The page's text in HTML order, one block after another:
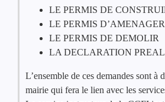
LE PERMIS DE
LE PERMIS D’AMENAGER
LE PERMIS DE DEMOLIR
LA DECLARATION
L’ensemble de ces demandes sont à
mairie qui fera le lien avec les